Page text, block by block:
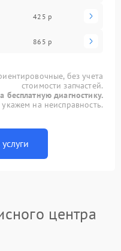
425 р
865 р
без учета
стоимости запчастей.
бесплатную диагностику.
на неисправность.
центра